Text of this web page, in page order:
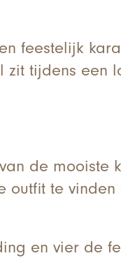
feestelijk
zit tijdens een
de mooiste
outfit te
en vier de